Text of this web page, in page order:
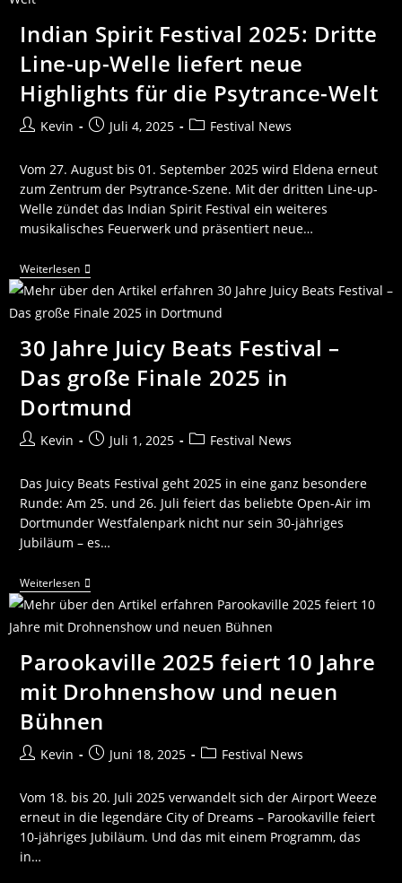
Indian Spirit Festival 2025: Dritte
Line-up-Welle liefert neue
Highlights für die Psytrance-Welt
Kevin Juli 4, 2025 Festival News
Vom 27. August bis 01. September 2025 wird Eldena erneut
zum Zentrum der Psytrance-Szene. Mit der dritten Line-up-
Welle zündet das Indian Spirit Festival ein weiteres
musikalisches Feuerwerk und präsentiert neue…
Weiterlesen
30 Jahre Juicy Beats Festival –
Das große Finale 2025 in
Dortmund
Kevin Juli 1, 2025 Festival News
Das Juicy Beats Festival geht 2025 in eine ganz besondere
Runde: Am 25. und 26. Juli feiert das beliebte Open-Air im
Dortmunder Westfalenpark nicht nur sein 30-jähriges
Jubiläum – es…
Weiterlesen
Parookaville 2025 feiert 10 Jahre
mit Drohnenshow und neuen
Bühnen
Kevin Juni 18, 2025 Festival News
Vom 18. bis 20. Juli 2025 verwandelt sich der Airport Weeze
erneut in die legendäre City of Dreams – Parookaville feiert
10-jähriges Jubiläum. Und das mit einem Programm, das
in…